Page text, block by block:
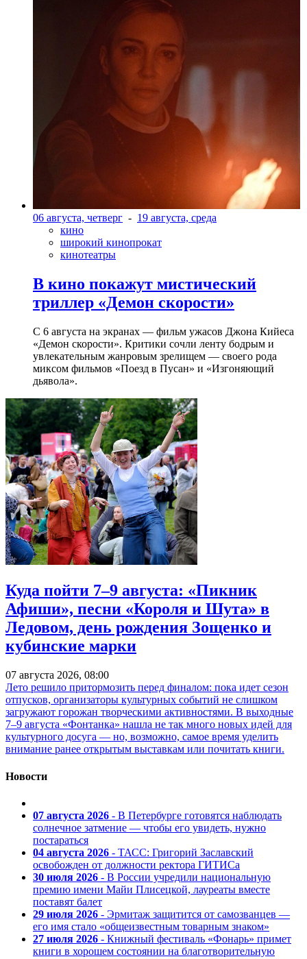
06 августа, четверг - 19 августа, среда
кино
широкий кинопрокат
кинотеатры
В кино покажут мистический
триллер «Демон скорости»
С 6 августа на экранах — фильм ужасов Джона Кийеса
«Демон скорости». Критики сочли ленту бодрым и
увлекательным жанровым зрелищeм — своего рода
миксом фильмов «Поезд в Пусан» и «Изгоняющий
дьявола».
Куда пойти 7–9 августа: «Пикник
Афиши», песни «Короля и Шута» в
Ледовом, день рождения Зощенко и
кубинские марки
07 августа 2026, 08:00
Лето решило притормозить перед финалом: пока идет сезон
отпусков, организаторы культурных событий не слишком
загружают горожан творческими активностями. В выходные
7–9 августа «Фонтанка» нашла не так много новых идей для
культурного досуга — но, возможно, самое время уделить
внимание ранее открытым выставкам или почитать книги.
Новости
07 августа 2026 - В Петербурге готовятся наблюдать
солнечное затмение — чтобы его увидеть, нужно
постараться
04 августа 2026 - ТАСС: Григорий Заславский
освобожден от должности ректора ГИТИСа
30 июля 2026 - В России учредили национальную
премию имени Майи Плисецкой, лауреаты вместе
поставят балет
29 июля 2026 - Эрмитаж защитится от самозванцев —
его имя стало «общеизвестным товарным знаком»
27 июля 2026 - Книжный фестиваль «Фонарь» примет
книги в хорошем состоянии на благотворительную